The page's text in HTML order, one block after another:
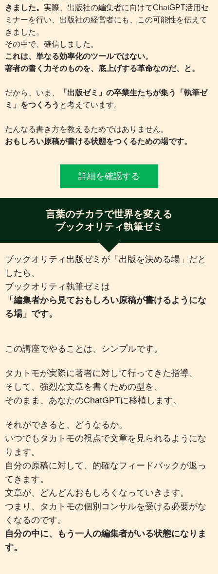
きました。 実際、出版社の編集者に向けてChatGPT活用セ
ミナーを行い、出版社の経営者にも、この可能性を伝えて
きました。
その中で、確信しました。
これは、単なる効率化のツールではない。
著者の書く力そのものを、底上げする革命なのだ、と。
だから、いま、
「出版ゼミ」の卒業生たちが集う「執筆ゼ
ミ」をつくろう と考えています。
たんなる書き方を教えるためではありません。
おもしろい原稿が書ける状態をつくるための場です。
詳細を確認する
言葉のチカラで世界を変える
ブックオリティ執筆ゼミ
ブックオリティ出版ゼミが「出版を決める場」だと
したら、
ブックオリティ執筆ゼミは
「編集者から見ておもしろい原稿が書けるようにな
る場」です。
この講座でやることは、シンプルです。
タカトモが実際に著者に対して行ってきた指導、
そして、強烈な文章を書くための型を、
そのまま、あなたのChatGPTに移植します。
それができると、どうなるか。
いつでもタカトモの視点で文章を見られるようにな
ります。
自分の原稿に対して、的確なフィードバックが返っ
てきます。
文章が、どんどんおもしろくなっていきます。
つまり、タカトモの個別コンサルを受ける必要がな
くなるのです。
自分の中に、もう一人の編集者がいる状態になりま
す。